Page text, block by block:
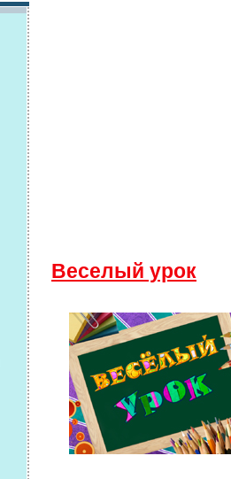
Веселый урок